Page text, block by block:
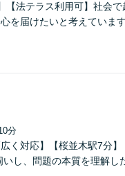
【法テラス利用可】社会
を届けたいと考えていま
分
く対応】【桜並木駅7分
し、問題の本質を理解し